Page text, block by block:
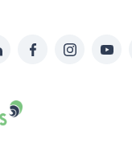
FacebookInstagram